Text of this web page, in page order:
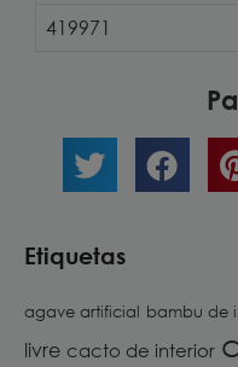
419971
Etiquetas
agave artificial bambu de
livre cacto de interior